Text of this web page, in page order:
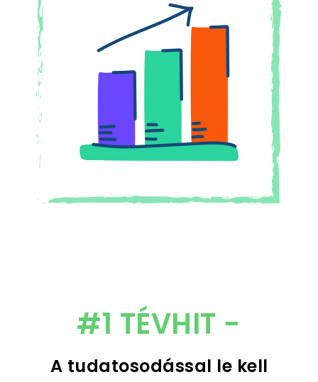
#1 TÉVHIT -
A tudatosodással le kell